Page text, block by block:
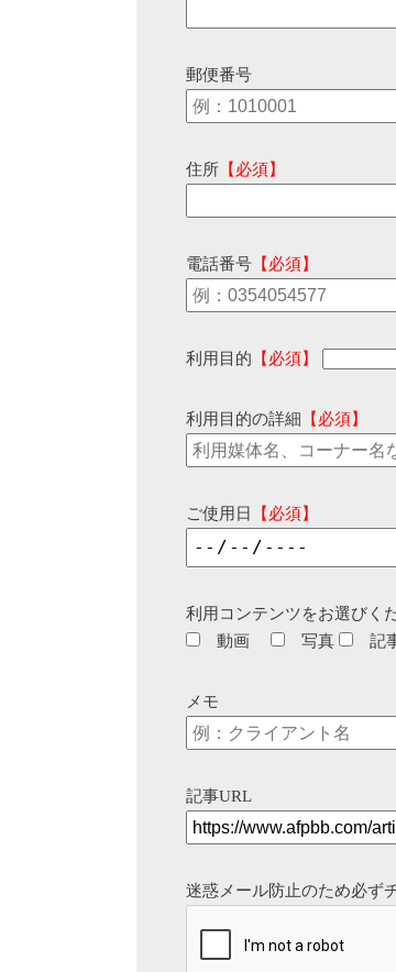
郵便番号
住所 【必須】
電話番号 【必須】
利用目的 【必須】
利用目的の詳細 【必須】
ご使用日 【必須】
利用コンテンツをお選びく
動画
写真 記
メモ
記事URL
迷惑メール防止のため必ず